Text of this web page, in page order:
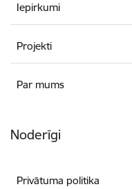
Iepirkumi
Projekti
Par mums
Noderīgi
Privātuma politika